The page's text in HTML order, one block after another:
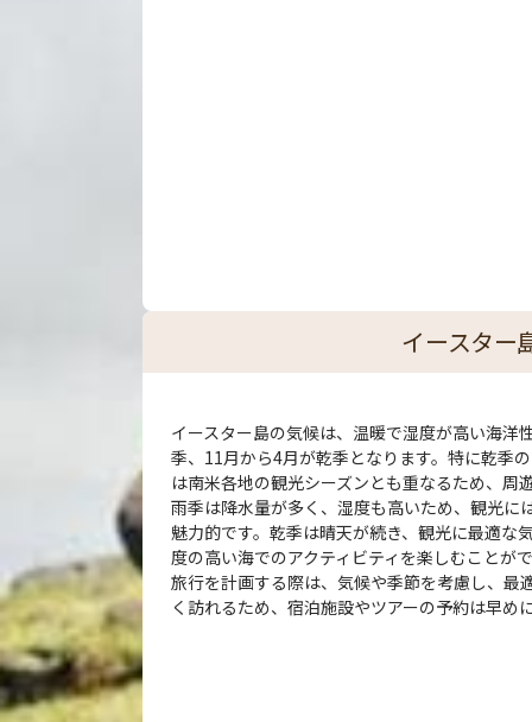
イースター
イースター島の気候は、温暖で湿度が高い海
季、11月から4月が乾季となります。特に乾季
は南米各地の観光シーズンとも重なるため、周
雨季は降水量が多く、湿度も高いため、観光
魅力的です。乾季は晴天が続き、観光に最適な
度の高い海でのアクティビティを楽しむことが
旅行を計画する際は、気候や季節を考慮し、最
く訪れるため、宿泊施設やツアーの予約は早め